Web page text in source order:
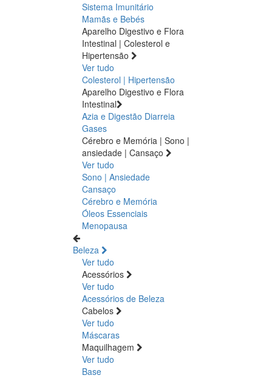
Sistema Imunitário
Mamãs e Bebés
Aparelho Digestivo e Flora
Intestinal | Colesterol e
Hipertensão
Ver tudo
Colesterol | Hipertensão
Aparelho Digestivo e Flora
Intestinal
Azia e Digestão Diarreia
Gases
Cérebro e Memória | Sono |
ansiedade | Cansaço
Ver tudo
Sono | Ansiedade
Cansaço
Cérebro e Memória
Óleos Essenciais
Menopausa
Beleza
Ver tudo
Acessórios
Ver tudo
Acessórios de Beleza
Cabelos
Ver tudo
Máscaras
Maquilhagem
Ver tudo
Base